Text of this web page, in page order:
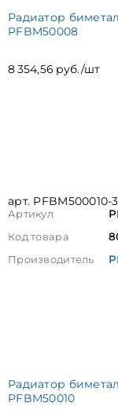
Радиатор
PFBM50008
8 354,56 руб./шт
арт. PFBM500010-
Артикул
Код товара
Производитель
Радиатор
PFBM50010